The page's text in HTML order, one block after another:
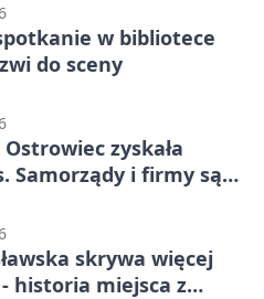
w bibliotece
do sceny
zyskała
Samorządy i firmy są
skrywa więcej
historia miejsca z